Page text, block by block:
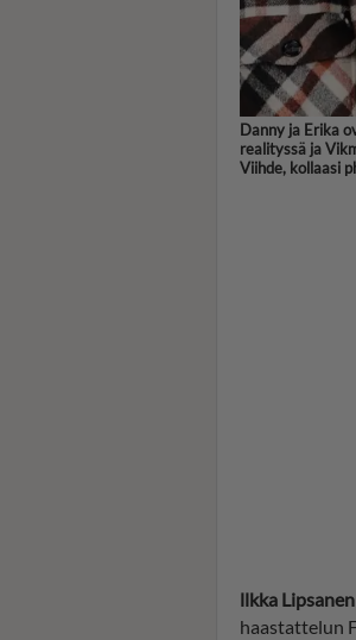
Danny ja Erika
realityssä ja
Viihde, kollaasi
llkka Lipsanen
haastattelun